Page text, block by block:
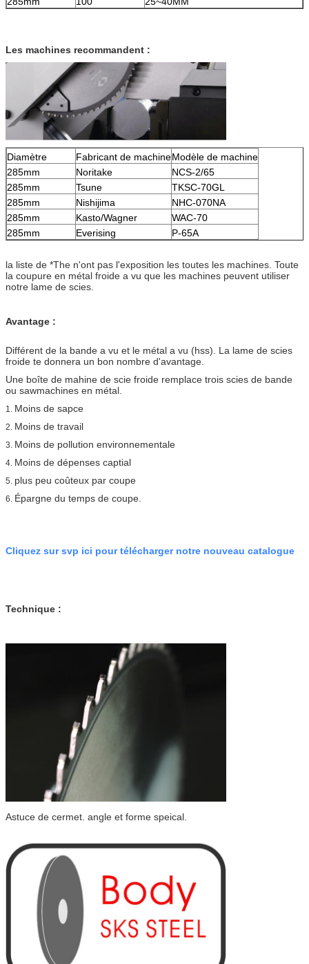
Les machines recommandent :
Diamètre Fabricant de machineModèle de machine
285mm
Noritake
NCS-2/65
285mm
Tsune
TKSC-70GL
285mm
Nishijima
NHC-070NA
285mm
Kasto/Wagner
WAC-70
285mm
Everising P-65A
la liste de *The n'ont pas l'exposition les toutes les machines. Toute
la coupure en métal froide a vu que les machines peuvent utiliser
notre lame de scies.
Avantage :
Différent de la bande a vu et le métal a vu (hss). La lame de scies
froide te donnera un bon nombre d'avantage.
Une boîte de mahine de scie froide remplace trois scies de bande
ou sawmachines en métal.
1. Moins de sapce
2. Moins de travail
3. Moins de pollution environnementale
4. Moins de dépenses captial
5. plus peu coûteux par coupe
6. Épargne du temps de coupe.
Cliquez sur svp ici pour télécharger notre nouveau catalogue
Technique :
Astuce de cermet. angle et forme speical.